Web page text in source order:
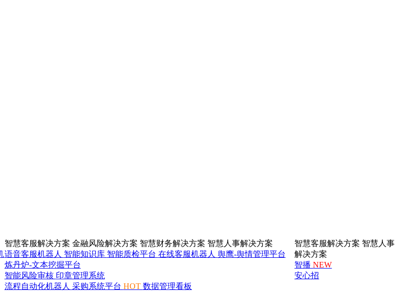
智慧客服解决方案 金融风险解决方案 智慧财务解决方案 智慧人事解决方案
语音客服机器人 智能知识库 智能质检平台 在线客服机器人 舆鹰-舆情管理平台
炼丹炉-文本挖掘平台
智能风险审核 印章管理系统
流程自动化机器人 采购系统平台 HOT 数据管理看板
智慧客服解决方案 智慧人事
解决方案
智播NEW
安心招